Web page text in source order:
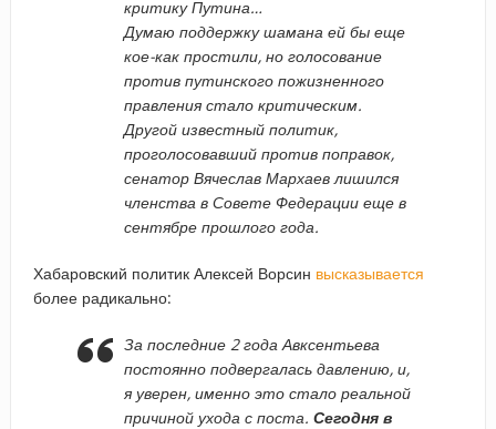
критику Путина…
Думаю поддержку шамана ей бы еще
кое-как простили, но голосование
против путинского пожизненного
правления стало критическим.
Другой известный политик,
проголосовавший против поправок,
сенатор Вячеслав Мархаев лишился
членства в Совете Федерации еще в
сентябре прошлого года.
Хабаровский политик Алексей Ворсин высказывается
более радикально:
За последние 2 года Авксентьева
постоянно подвергалась давлению, и,
я уверен, именно это стало реальной
причиной ухода с поста. Сегодня в